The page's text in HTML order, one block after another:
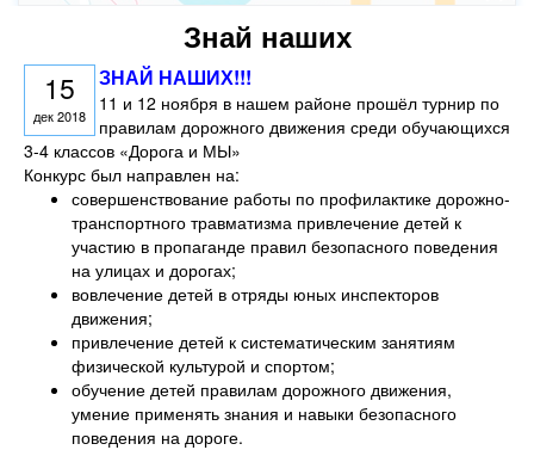
Знай наших
15
дек 2018
ЗНАЙ НАШИХ!!!
11 и 12 ноября в нашем районе прошёл турнир по
правилам дорожного движения среди обучающихся
3-4 классов «Дорога и МЫ»
Конкурс был направлен на:
совершенствование работы по профилактике дорожно-
транспортного травматизма привлечение детей к
участию в пропаганде правил безопасного поведения
на улицах и дорогах;
вовлечение детей в отряды юных инспекторов
движения;
привлечение детей к систематическим занятиям
физической культурой и спортом;
обучение детей правилам дорожного движения,
умение применять знания и навыки безопасного
поведения на дороге.